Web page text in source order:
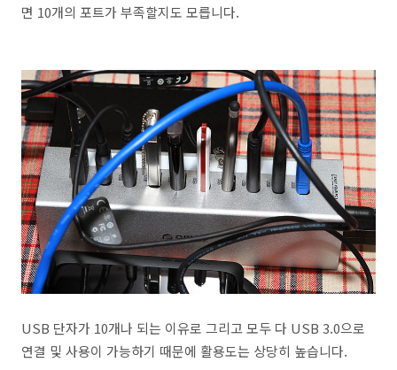
면 10개의 포트가 부족할지도 모릅니다.
USB 단자가 10개나 되는 이유로 그리고 모두 다 USB 3.0으로
연결 및 사용이 가능하기 때문에 활용도는 상당히 높습니다.